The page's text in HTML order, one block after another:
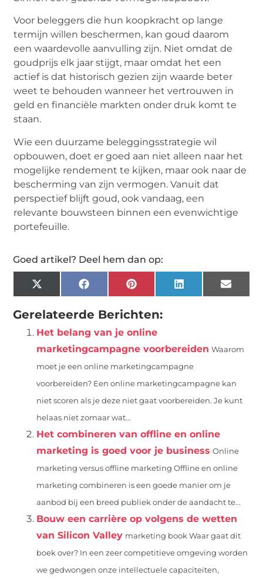
Voor beleggers die hun koopkracht op lange
termijn willen beschermen, kan goud daarom
een waardevolle aanvulling zijn. Niet omdat de
goudprijs elk jaar stijgt, maar omdat het een
actief is dat historisch gezien zijn waarde beter
weet te behouden wanneer het vertrouwen in
geld en financiële markten onder druk komt te
staan.
Wie een duurzame beleggingsstrategie wil
opbouwen, doet er goed aan niet alleen naar het
mogelijke rendement te kijken, maar ook naar de
bescherming van zijn vermogen. Vanuit dat
perspectief blijft goud, ook vandaag, een
relevante bouwsteen binnen een evenwichtige
portefeuille.
Goed artikel? Deel hem dan op:
X
(Twitter)
FacebookPinterestLinkedIn Email
Gerelateerde Berichten:
Het belang van je online
marketingcampagne voorbereiden Waarom
moet je een online marketingcampagne
voorbereiden? Een online marketingcampagne kan
niet scoren als je deze niet gaat voorbereiden. Je kunt
helaas niet zomaar wat...
Het combineren van offline en online
marketing is goed voor je business Online
marketing versus offline marketing Offline en online
marketing combineren is een goede manier om je
aanbod bij een breed publiek onder de aandacht te...
Bouw een carrière op volgens de wetten
van Silicon Valley marketing book Waar gaat dit
boek over? In een zeer competitieve omgeving worden
we gedwongen onze intellectuele capaciteiten,